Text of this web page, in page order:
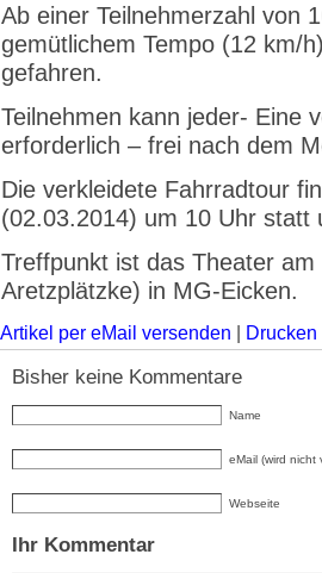
Ab einer Teilnehmerzahl von
gemütlichem Tempo (12 km/
gefahren.
Teilnehmen kann jeder- Eine
erforderlich – frei nach dem
Die verkleidete Fahrradtour
(02.03.2014) um 10 Uhr statt
Treffpunkt ist das Theater
Aretzplätzke) in MG-Eicken.
Artikel per eMail versenden Drucken
Bisher keine Kommentare
Name
eMail (wird nicht
Webseite
Ihr Kommentar